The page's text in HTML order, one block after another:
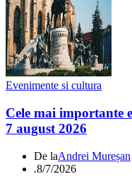
Evenimente si cultura
Cele mai importante
7 august 2026
De laAndrei Mureșan
.8/7/2026